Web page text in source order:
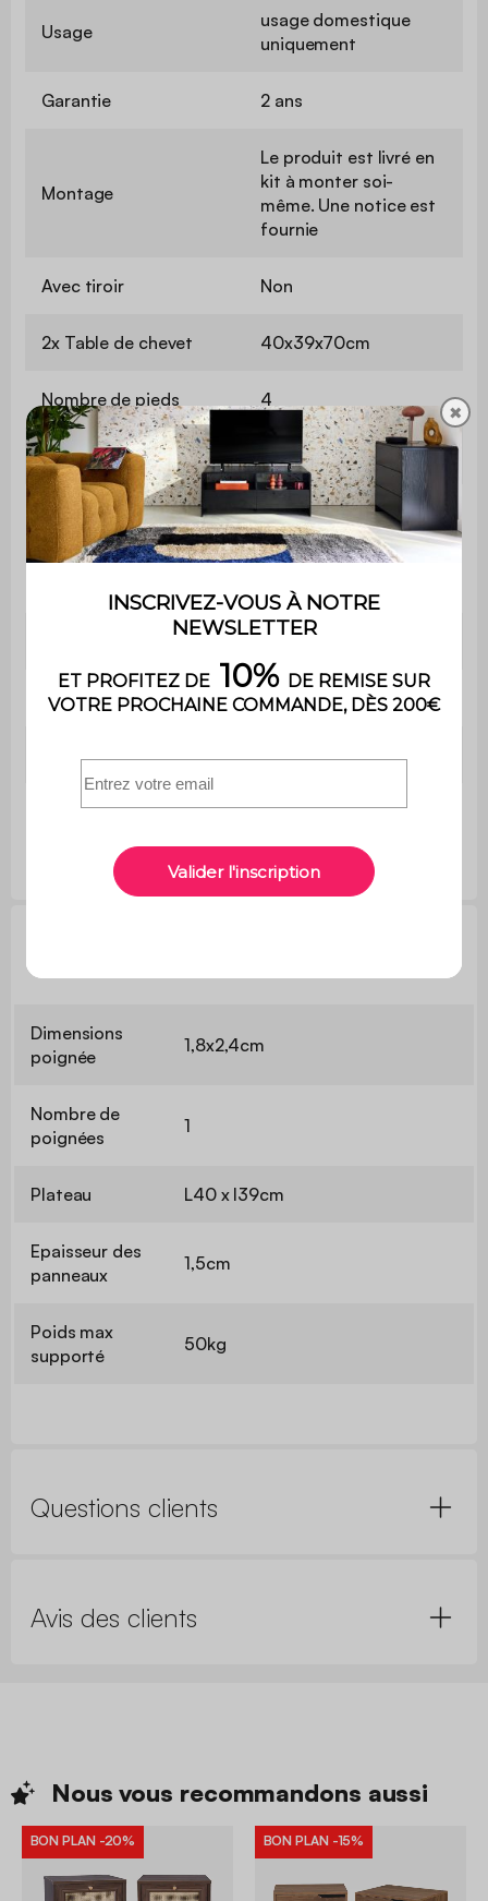
Usage
usage domestique
uniquement
Garantie 2 ans
Montage
Le produit est livré en
kit à monter soi-
même. Une notice est
fournie
Avec tiroir Non
2x Table de chevet 40x39x70cm
Nombre de pieds 4
Poids 10,7kg
Dimensions espaces
de rangement : L 36 x
P 39 x H 12cm / L 36 x
Dimensions espaces
de rangement : L 36 x
P 39 x H 12cm / L 36 x
Dimensions étagère L39 x l36cm
Poignée Ø1,8 x 2,4cm
Porte L 35,8 x H 36cm
Pieds Ø2 x H16cm
Dimensions
poignée
1,8x2,4cm
Nombre de
poignées
1
Plateau L40 x l39cm
Epaisseur des
panneaux
1,5cm
Poids max
supporté
50kg
Questions clients
Avis des clients
Nous vous recommandons aussi
BON PLAN -20% BON PLAN -15%
✖